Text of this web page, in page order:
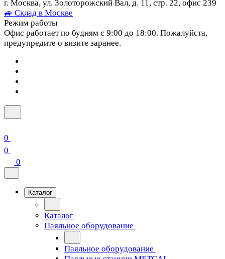
г. Москва, ул. Золоторожский Вал, д. 11, стр. 22, офис 239
🚙 Склад в Москве
Режим работы
Офис работает по будням с 9:00 до 18:00. Пожалуйста,
предупредите о визите заранее.
0
0
0
Каталог
Каталог
Паяльное оборудование
Паяльное оборудование